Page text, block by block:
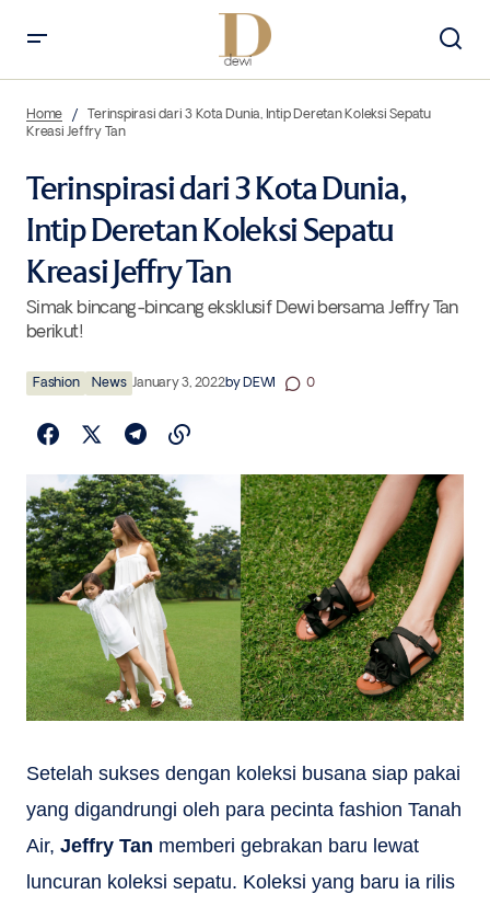
Jeffry Tan
Home
Terinspirasi dari 3 Kota Dunia, Intip Deretan Koleksi Sepatu
Kreasi Jeffry Tan
Terinspirasi dari 3 Kota Dunia,
Intip Deretan Koleksi Sepatu
Kreasi Jeffry Tan
Simak bincang-bincang eksklusif Dewi bersama Jeffry Tan
berikut!
Fashion News January 3, 2022byDEWI 0
Setelah sukses dengan koleksi busana siap pakai
yang digandrungi oleh para pecinta fashion Tanah
Air, Jeffry Tan memberi gebrakan baru lewat
luncuran koleksi sepatu. Koleksi yang baru ia rilis